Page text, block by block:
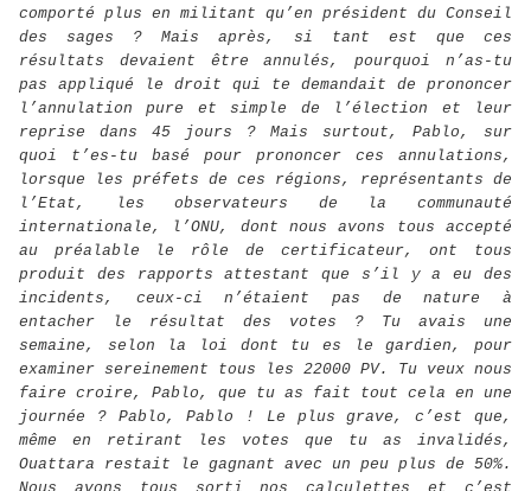
comporté plus en militant qu’en président du Conseil
des sages ? Mais après, si tant est que ces
résultats devaient être annulés, pourquoi n’as-tu
pas appliqué le droit qui te demandait de prononcer
l’annulation pure et simple de l’élection et leur
reprise dans 45 jours ? Mais surtout, Pablo, sur
quoi t’es-tu basé pour prononcer ces annulations,
lorsque les préfets de ces régions, représentants de
l’Etat, les observateurs de la communauté
internationale, l’ONU, dont nous avons tous accepté
au préalable le rôle de certificateur, ont tous
produit des rapports attestant que s’il y a eu des
incidents, ceux-ci n’étaient pas de nature à
entacher le résultat des votes ? Tu avais une
semaine, selon la loi dont tu es le gardien, pour
examiner sereinement tous les 22000 PV. Tu veux nous
faire croire, Pablo, que tu as fait tout cela en une
journée ? Pablo, Pablo ! Le plus grave, c’est que,
même en retirant les votes que tu as invalidés,
Ouattara restait le gagnant avec un peu plus de 50%.